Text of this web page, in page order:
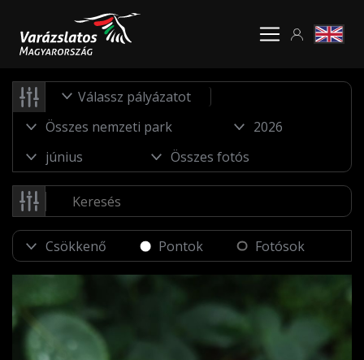
Válassz pályázatot
Pontok Fotósok